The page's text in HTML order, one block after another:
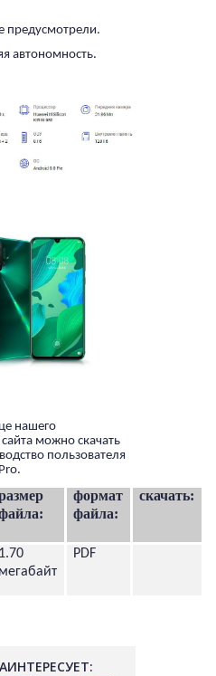
предусмотрели.
автономность.
нашего
можно скачать
пользователя
формат
файла:
скачать:
1.70
мегабайт
PDF